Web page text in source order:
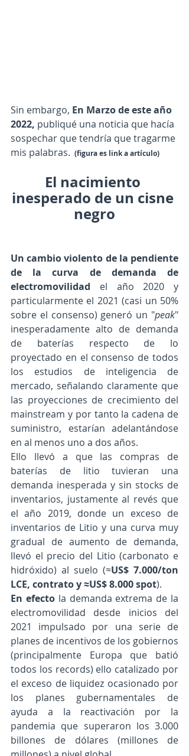
Sin embargo, En Marzo de este año
2022, publiqué una noticia que hacía
sospechar que tendría que tragarme
mis palabras. (figura es link a artículo)
El nacimiento
inesperado de un cisne
negro
Un cambio violento de la pendiente
de la curva de demanda de
electromovilidad el año 2020 y
particularmente el 2021 (casi un 50%
sobre el consenso) generó un "peak"
inesperadamente alto de demanda
de baterías respecto de lo
proyectado en el consenso de todos
los estudios de inteligencia de
mercado, señalando claramente que
las proyecciones de crecimiento del
mainstream y por tanto la cadena de
suministro, estarían adelantándose
en al menos uno a dos años.
Ello llevó a que las compras de
baterías de litio tuvieran una
demanda inesperada y sin stocks de
inventarios, justamente al revés que
el año 2019, donde un exceso de
inventarios de Litio y una curva muy
gradual de aumento de demanda,
llevó el precio del Litio (carbonato e
hidróxido) al suelo (≈US$ 7.000/ton
LCE, contrato y ≈US$ 8.000 spot).
En efecto la demanda extrema de la
electromovilidad desde inicios del
2021 impulsado por una serie de
planes de incentivos de los gobiernos
(principalmente Europa que batió
todos los records) ello catalizado por
el exceso de liquidez ocasionado por
los planes gubernamentales de
ayuda a la reactivación por la
pandemia que superaron los 3.000
billones de dólares (millones de